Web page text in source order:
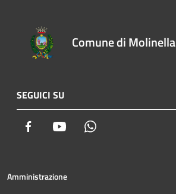
Comune di Molinella
SEGUICI SU
Facebook Youtube
Amministrazione